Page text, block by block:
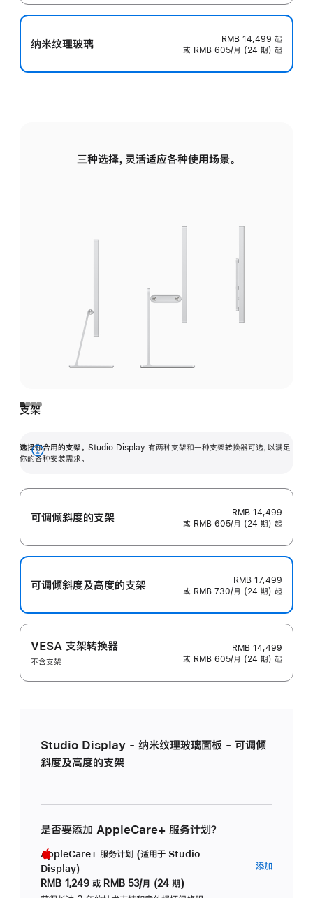
纳米纹理玻璃 RMB 14,499 起
或 RMB 605/月 (24 期) 起
三种选择，灵活适应各种使用场景。
支架
选择你合用的支架。 Studio Display 有两种支架和一种支架转换器可选，以满足
你的各种安装需求。
展
可调倾斜度的支架
RMB 14,499
或 RMB 605/月 (24 期) 起
可调倾斜度及高‍度的支‍架
RMB 17,499
或 RMB 730/月 (24 期) 起
VESA 支架转换器
不含支架
RMB 14,499
或 RMB 605/月 (24 期) 起
Studio Display - 纳米纹理玻璃面板 - 可调倾
斜度及高度的支架
是否要添加 AppleCare+ 服务计划？
AppleCare+ 服务计划 (适用于 Studio
Display)
RMB 1,249 或 RMB 53/月 (24 期)
添加